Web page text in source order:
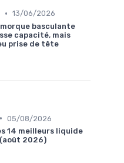
• 13/06/2026
basculante
capacité, mais
prise de tête
• 05/08/2026
14 meilleurs liquide
2026)